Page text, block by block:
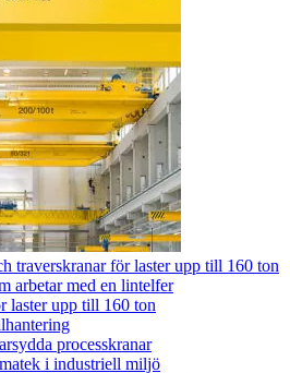
traverskranar för laster upp till 160 ton
laster upp till 160 ton
processkranar